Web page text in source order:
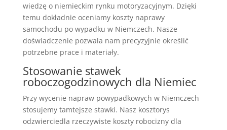
wiedzę o niemieckim rynku motoryzacyjnym. Dzięki
temu dokładnie oceniamy koszty naprawy
samochodu po wypadku w Niemczech. Nasze
doświadczenie pozwala nam precyzyjnie określić
potrzebne prace i materiały.
Stosowanie stawek
roboczogodzinowych dla Niemiec
Przy wycenie napraw powypadkowych w Niemczech
stosujemy tamtejsze stawki. Nasz kosztorys
odzwierciedla rzeczywiste koszty robocizny dla